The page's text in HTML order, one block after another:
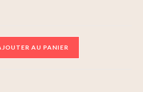
AU PANIER